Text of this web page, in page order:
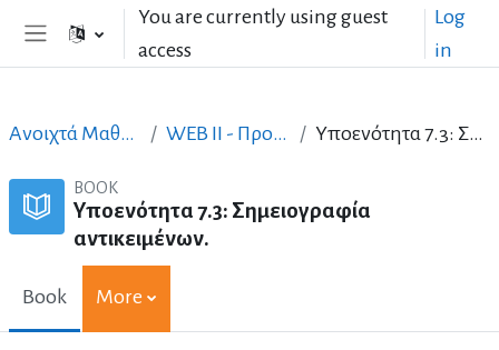
Skip to main contentYou are currently using guest
access
Log
in
Ανοιχτά Μαθήματα στα Ελληνικά WEB II - Προηγμένος σχεδιασμός Υποενότητα 7.3: Σημειογραφία αντικειμένων.
BOOK
Υποενότητα 7.3: Σημειογραφία
αντικειμένων.
Book More